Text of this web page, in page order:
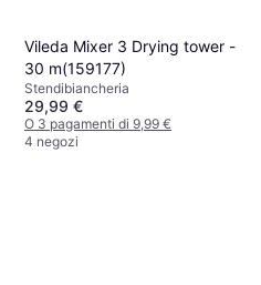
Vileda Mixer 3 Drying tower -
30 m(159177)
Stendibiancheria
29,99 €
O 3 pagamenti di 9,99 €
4 negozi